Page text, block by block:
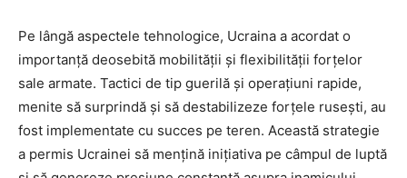
Pe lângă aspectele tehnologice, Ucraina a acordat o
importanță deosebită mobilității și flexibilității forțelor
sale armate. Tactici de tip guerilă și operațiuni rapide,
menite să surprindă și să destabilizeze forțele rusești, au
fost implementate cu succes pe teren. Această strategie
a permis Ucrainei să mențină inițiativa pe câmpul de luptă